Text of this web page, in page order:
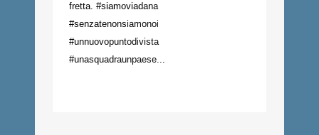
fretta. #siamoviadana
#senzatenonsiamonoi
#unnuovopuntodivista
#unasquadraunpaese...